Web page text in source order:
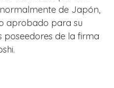
de Japón,
aprobado para su
de la firma